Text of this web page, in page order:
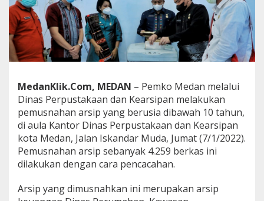
a
h
k
a
n
4
2
5
9
A
r
s
i
y
n
MedanKlik.Com, MEDAN – Pemko Medan melalui
Dinas Perpustakaan dan Kearsipan melakukan
pemusnahan arsip yang berusia dibawah 10 tahun,
di aula Kantor Dinas Perpustakaan dan Kearsipan
kota Medan, Jalan Iskandar Muda, Jumat (7/1/2022).
Pemusnahan arsip sebanyak 4.259 berkas ini
dilakukan dengan cara pencacahan.
Arsip yang dimusnahkan ini merupakan arsip